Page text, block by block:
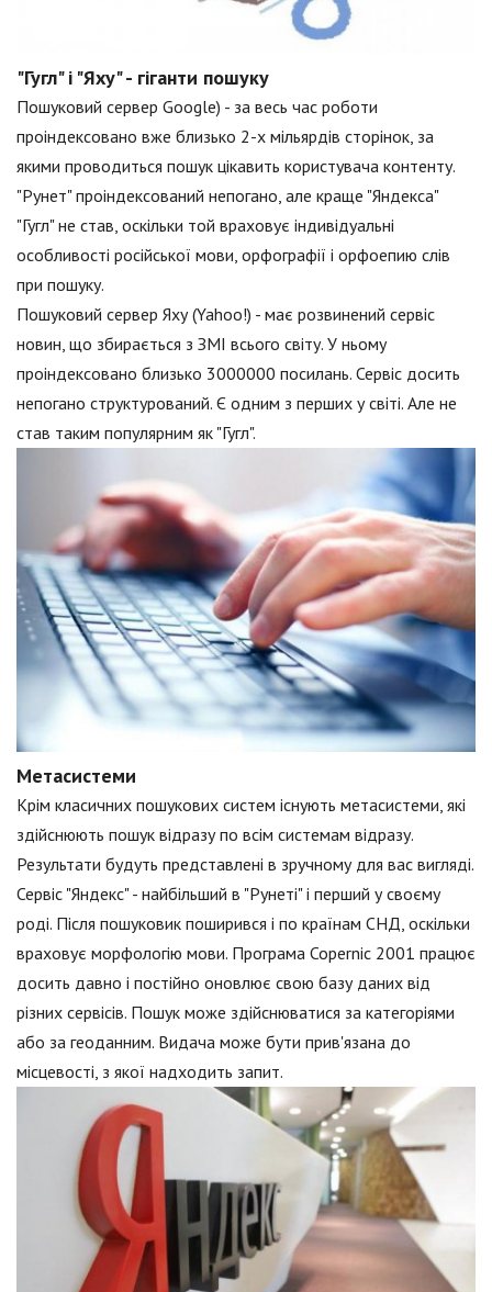
"Гугл" і "Яху" - гіганти пошуку
Пошуковий сервер Google) - за весь час роботи
проіндексовано вже близько 2-х мільярдів сторінок, за
якими проводиться пошук цікавить користувача контенту.
"Рунет" проіндексований непогано, але краще "Яндекса"
"Гугл" не став, оскільки той враховує індивідуальні
особливості російської мови, орфографії і орфоепию слів
при пошуку.
Пошуковий сервер Яху (Yahoo!) - має розвинений сервіс
новин, що збирається з ЗМІ всього світу. У ньому
проіндексовано близько 3000000 посилань. Сервіс досить
непогано структурований. Є одним з перших у світі. Але не
став таким популярним як "Гугл".
Метасистеми
Крім класичних пошукових систем існують метасистеми, які
здійснюють пошук відразу по всім системам відразу.
Результати будуть представлені в зручному для вас вигляді.
Сервіс "Яндекс" - найбільший в "Рунеті" і перший у своєму
роді. Після пошуковик поширився і по країнам СНД, оскільки
враховує морфологію мови. Програма Copernic 2001 працює
досить давно і постійно оновлює свою базу даних від
різних сервісів. Пошук може здійснюватися за категоріями
або за геоданним. Видача може бути прив'язана до
місцевості, з якої надходить запит.